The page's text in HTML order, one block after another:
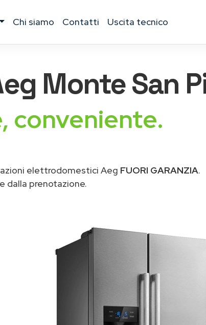
chi siamo contatti uscita tecnico
Monte San
conveniente.
elettrodomestici Aeg FUORI GARANZIA.
dalla prenotazione.